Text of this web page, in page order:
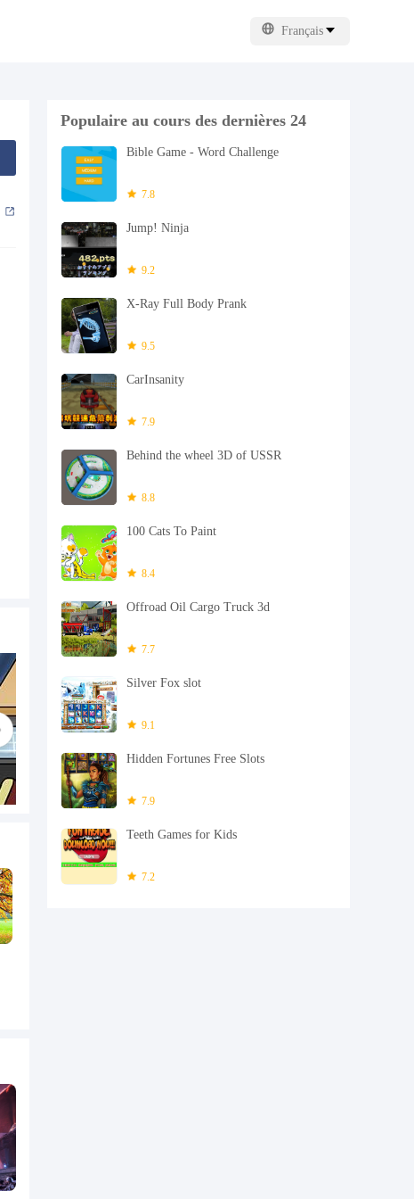
Français
Populaire au cours des dernières 24
heures
Bible Game - Word Challenge
7.8
Jump! Ninja
9.2
X-Ray Full Body Prank
9.5
CarInsanity
7.9
Behind the wheel 3D of USSR
8.8
100 Cats To Paint
8.4
Offroad Oil Cargo Truck 3d
7.7
Silver Fox slot
9.1
Hidden Fortunes Free Slots
7.9
Teeth Games for Kids
7.2